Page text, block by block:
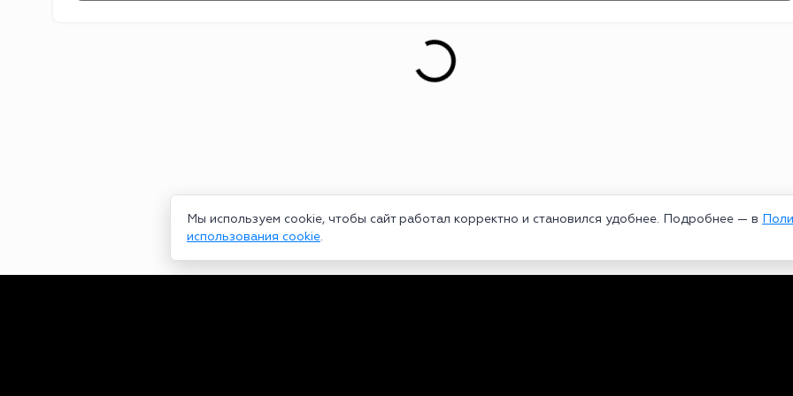
Мы используем cookie, чтобы сайт работал корректно и становился удобнее. Подробнее — в
использования cookie.